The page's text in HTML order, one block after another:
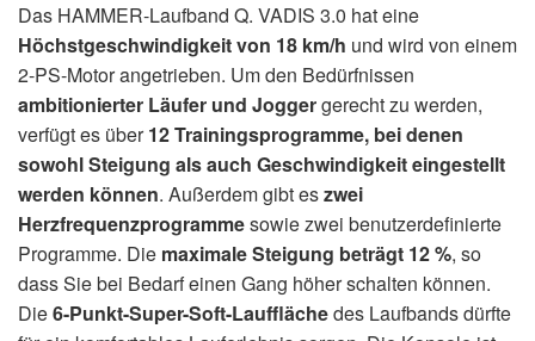
Das HAMMER-Laufband Q. VADIS 3.0 hat eine
Höchstgeschwindigkeit von 18 km/h und wird von einem
2-PS-Motor angetrieben. Um den Bedürfnissen
ambitionierter Läufer und Joggergerecht zu werden,
verfügt es über12 Trainingsprogramme, bei denen
sowohl Steigung als auch Geschwindigkeit eingestellt
werden können. Außerdem gibt eszwei
Herzfrequenzprogrammesowie zwei benutzerdefinierte
Programme. Die maximale Steigung beträgt 12 %, so
dass Sie bei Bedarf einen Gang höher schalten können.
Die6-Punkt-Super-Soft-Laufflächedes Laufbands dürfte